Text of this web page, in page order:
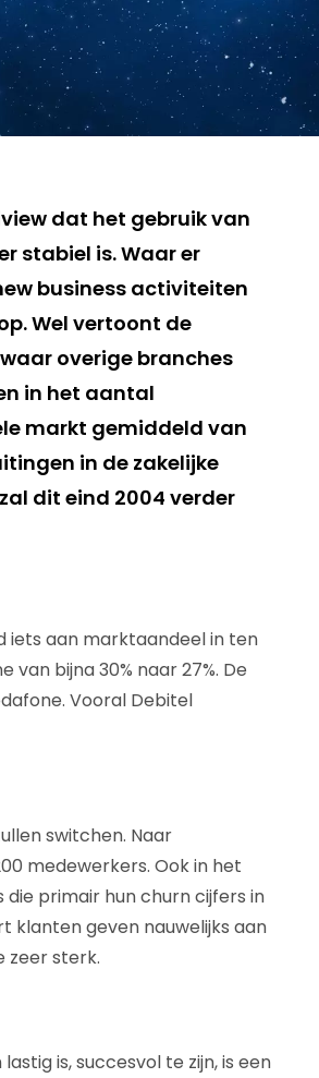
dat het gebruik van
stabiel is. Waar er
business activiteiten
Wel vertoont de
overige branches
in het aantal
markt gemiddeld van
in de zakelijke
dit eind 2004 verder
iets aan marktaandeel in ten
van bijna 30% naar 27%. De
Vooral Debitel
switchen. Naar
medewerkers. Ook in het
die primair hun churn cijfers in
klanten geven nauwelijks aan
zeer sterk.
is, succesvol te zijn, is een